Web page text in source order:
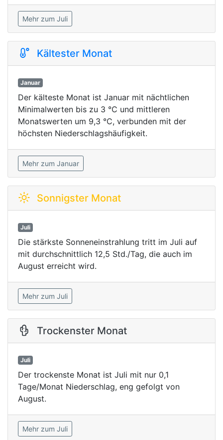
Mehr zum Juli
Kältester Monat
Januar
Der kälteste Monat ist Januar mit nächtlichen
Minimalwerten bis zu 3 °C und mittleren
Monatswerten um 9,3 °C, verbunden mit der
höchsten Niederschlagshäufigkeit.
Mehr zum Januar
Sonnigster Monat
Juli
Die stärkste Sonneneinstrahlung tritt im Juli auf
mit durchschnittlich 12,5 Std./Tag, die auch im
August erreicht wird.
Mehr zum Juli
Trockenster Monat
Juli
Der trockenste Monat ist Juli mit nur 0,1
Tage/Monat Niederschlag, eng gefolgt von
August.
Mehr zum Juli